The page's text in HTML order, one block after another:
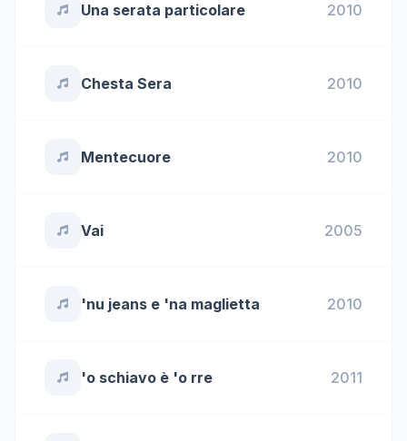
Una serata particolare 2010
Chesta Sera 2010
Mentecuore 2010
Vai 2005
'nu jeans e 'na maglietta 2010
'o schiavo è 'o rre 2011